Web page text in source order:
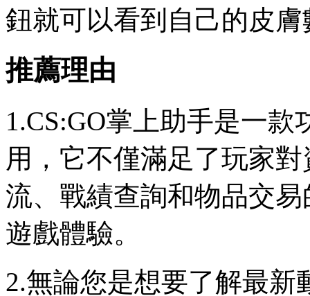
鈕就可以看到自己的皮膚
推薦理由
1.CS:GO掌上助手是一
用，它不僅滿足了玩家
流、戰績查詢和物品交
遊戲體驗。
2.無論您是想要了解最